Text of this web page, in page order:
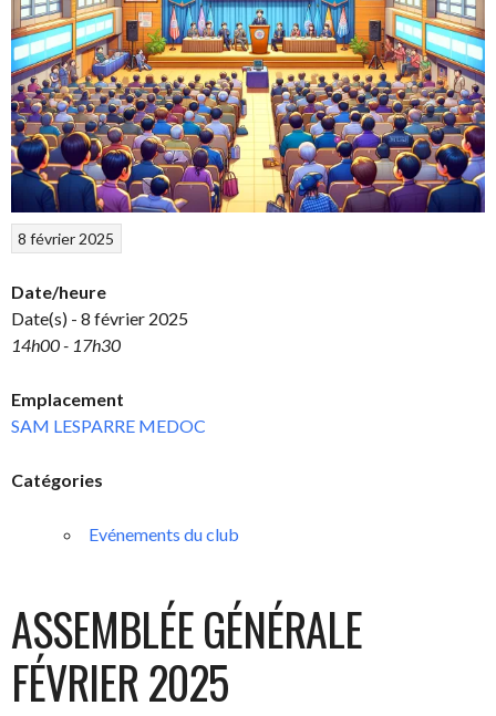
8 février 2025
Date/heure
Date(s) - 8 février 2025
14h00 - 17h30
Emplacement
SAM LESPARRE MEDOC
Catégories
Evénements du club
ASSEMBLÉE GÉNÉRALE
FÉVRIER 2025